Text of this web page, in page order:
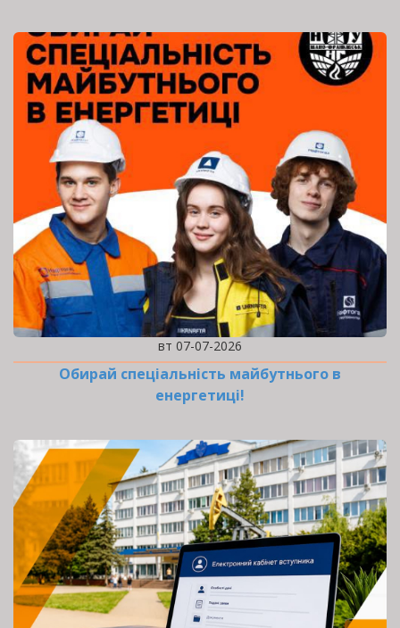
вт 07-07-2026
Обирай спеціальність майбутнього в
енергетиці!